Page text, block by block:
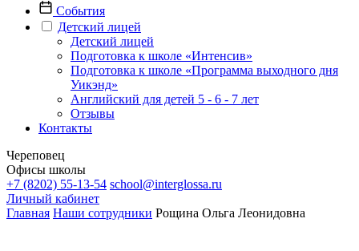
События
Детский лицей
Детский лицей
Подготовка к школе «Интенсив»
Подготовка к школе «Программа выходного дня
Уикэнд»
Английский для детей 5 - 6 - 7 лет
Отзывы
Контакты
Череповец
Офисы школы
+7 (8202) 55-13-54 school@interglossa.ru
Личный кабинет
Главная Наши сотрудники Рощина Ольга Леонидовна